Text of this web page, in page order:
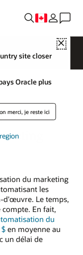
Close
site closer
Oracle plus
merci, je reste ici
du marketing
les
d'œuvre. Le temps,
En fait,
du
en moyenne au
un délai de